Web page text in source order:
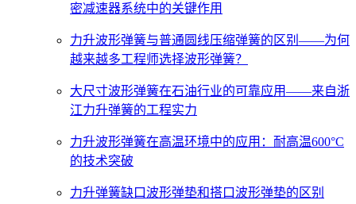
密减速器系统中的关键作用
力升波形弹簧与普通圆线压缩弹簧的区别——为何
越来越多工程师选择波形弹簧？
大尺寸波形弹簧在石油行业的可靠应用——来自浙
江力升弹簧的工程实力
力升波形弹簧在高温环境中的应用：耐高温600°C
的技术突破
力升弹簧缺口波形弹垫和搭口波形弹垫的区别